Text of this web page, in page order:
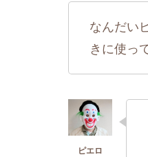
なんだい
きに使っ